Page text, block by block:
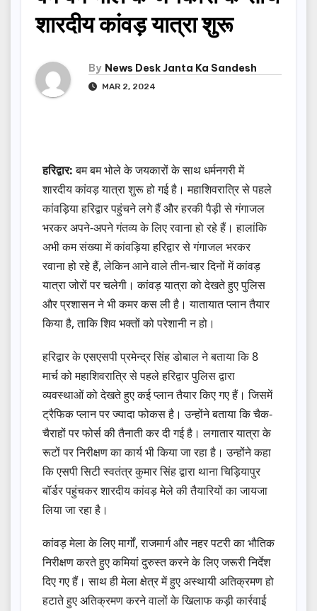
शारदीय कांवड़ यात्रा शुरू
By News Desk Janta Ka Sandesh
MAR 2, 2024
हरिद्वार:बम बम भोले के जयकारों के साथ धर्मनगरी में
शारदीय कांवड़ यात्रा शुरू हो गई है। महाशिवरात्रि से पहले
कांवड़िया हरिद्वार पहुंचने लगे हैं और हरकी पैड़ी से गंगाजल
भरकर अपने-अपने गंतव्य के लिए रवाना हो रहे हैं। हालांकि
अभी कम संख्या में कांवड़िया हरिद्वार से गंगाजल भरकर
रवाना हो रहे हैं, लेकिन आने वाले तीन-चार दिनों में कांवड़
यात्रा जोरों पर चलेगी। कांवड़ यात्रा को देखते हुए पुलिस
और प्रशासन ने भी कमर कस ली है। यातायात प्लान तैयार
किया है, ताकि शिव भक्तों को परेशानी न हो।
हरिद्वार के एसएसपी प्रमेन्द्र सिंह डोबाल ने बताया कि 8
मार्च को महाशिवरात्रि से पहले हरिद्वार पुलिस द्वारा
व्यवस्थाओं को देखते हुए कई प्लान तैयार किए गए हैं। जिसमें
ट्रैफिक प्लान पर ज्यादा फोकस है। उन्होंने बताया कि चैक-
चैराहों पर फोर्स की तैनाती कर दी गई है। लगातार यात्रा के
रूटों पर निरीक्षण का कार्य भी किया जा रहा है। उन्होंने कहा
कि एसपी सिटी स्वतंत्र कुमार सिंह द्वारा थाना चिड़ियापुर
बॉर्डर पहुंचकर शारदीय कांवड़ मेले की तैयारियों का जायजा
लिया जा रहा है।
कांवड़ मेला के लिए मार्गों, राजमार्ग और नहर पटरी का भौतिक
निरीक्षण करते हुए कमियां दुरुस्त करने के लिए जरूरी निर्देश
दिए गए हैं। साथ ही मेला क्षेत्र में हुए अस्थायी अतिक्रमण हो
हटाते हुए अतिक्रमण करने वालों के खिलाफ कड़ी कार्रवाई